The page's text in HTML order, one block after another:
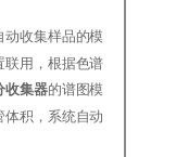
动收集样品的模
联用，根据色谱
收集器的谱图模
体积，系统自动